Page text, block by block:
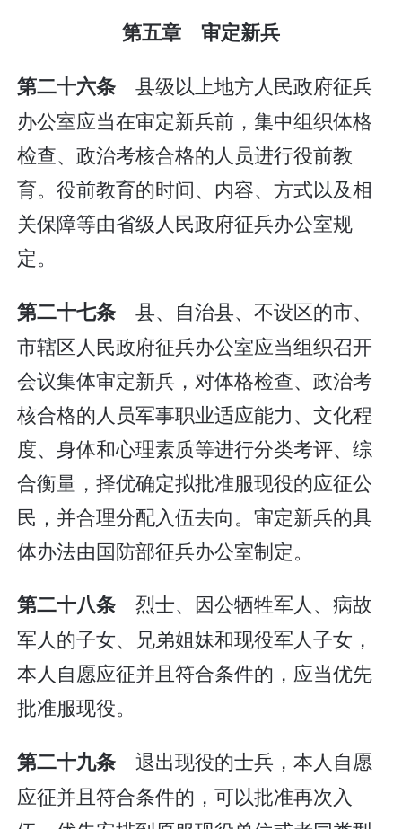
第五章 审定新兵
第二十六条 县级以上地方人民政府征兵
办公室应当在审定新兵前，集中组织体格
检查、政治考核合格的人员进行役前教
育。役前教育的时间、内容、方式以及相
关保障等由省级人民政府征兵办公室规
定。
第二十七条 县、自治县、不设区的市、
市辖区人民政府征兵办公室应当组织召开
会议集体审定新兵，对体格检查、政治考
核合格的人员军事职业适应能力、文化程
度、身体和心理素质等进行分类考评、综
合衡量，择优确定拟批准服现役的应征公
民，并合理分配入伍去向。审定新兵的具
体办法由国防部征兵办公室制定。
第二十八条 烈士、因公牺牲军人、病故
军人的子女、兄弟姐妹和现役军人子女，
本人自愿应征并且符合条件的，应当优先
批准服现役。
第二十九条 退出现役的士兵，本人自愿
应征并且符合条件的，可以批准再次入